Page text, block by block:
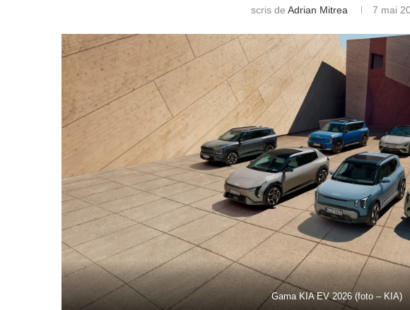
scris deAdrian Mitrea 7 mai
Gama KIA EV 2026 (foto – KIA)